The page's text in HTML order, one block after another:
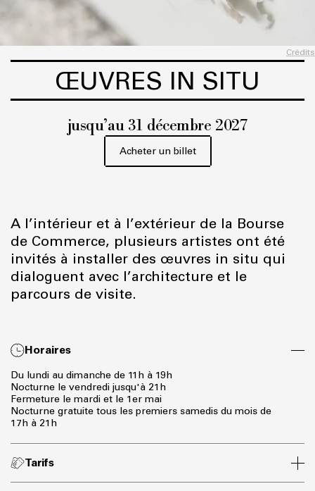
ŒUVRES IN SITU
jusqu’au 31 décembre 2027
Acheter un billet
Crédits
A l’intérieur et à l’extérieur de la Bourse
de Commerce, plusieurs artistes ont été
invités à installer des œuvres in situ qui
dialoguent avec l’architecture et le
parcours de visite.
Horaires
Du lundi au dimanche de 11h à 19h
Nocturne le vendredi jusqu'à 21h
Fermeture le mardi et le 1er mai
Nocturne gratuite tous les premiers samedis du mois de
17h à 21h
Tarifs